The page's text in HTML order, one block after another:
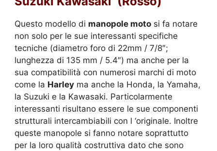
Questo modello di manopole moto si fa notare
non solo per le sue interessanti specifiche
tecniche (diametro foro di 22mm / 7/8″;
lunghezza di 135 mm / 5.4″) ma anche per la
sua compatibilità con numerosi marchi di moto
come la Harley ma anche la Honda, la Yamaha,
la Suzuki e la Kawasaki. Particolarmente
interessanti risultano essere le sue componenti
strutturali intercambiabili con l ‘originale. Inoltre
queste manopole si fanno notare soprattutto
per la loro qualità costruttiva dato che sono